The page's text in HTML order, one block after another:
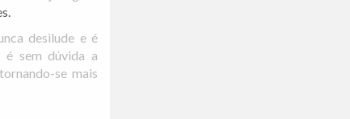
desilude e é
é sem dúvida a
se mais